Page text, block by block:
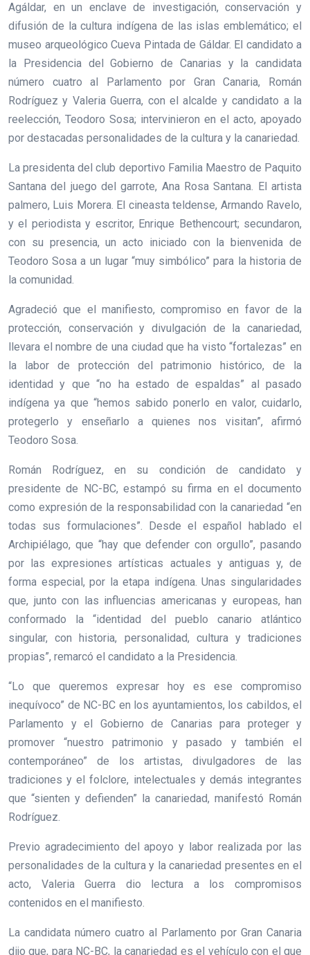
Agáldar, en un enclave de investigación, conservación y
difusión de la cultura indígena de las islas emblemático; el
museo arqueológico Cueva Pintada de Gáldar. El candidato a
la Presidencia del Gobierno de Canarias y la candidata
número cuatro al Parlamento por Gran Canaria, Román
Rodríguez y Valeria Guerra, con el alcalde y candidato a la
reelección, Teodoro Sosa; intervinieron en el acto, apoyado
por destacadas personalidades de la cultura y la canariedad.
La presidenta del club deportivo Familia Maestro de Paquito
Santana del juego del garrote, Ana Rosa Santana. El artista
palmero, Luis Morera. El cineasta teldense, Armando Ravelo,
y el periodista y escritor, Enrique Bethencourt; secundaron,
con su presencia, un acto iniciado con la bienvenida de
Teodoro Sosa a un lugar “muy simbólico” para la historia de
la comunidad.
Agradeció que el manifiesto, compromiso en favor de la
protección, conservación y divulgación de la canariedad,
llevara el nombre de una ciudad que ha visto “fortalezas” en
la labor de protección del patrimonio histórico, de la
identidad y que “no ha estado de espaldas” al pasado
indígena ya que “hemos sabido ponerlo en valor, cuidarlo,
protegerlo y enseñarlo a quienes nos visitan”, afirmó
Teodoro Sosa.
Román Rodríguez, en su condición de candidato y
presidente de NC-BC, estampó su firma en el documento
como expresión de la responsabilidad con la canariedad “en
todas sus formulaciones”. Desde el español hablado el
Archipiélago, que “hay que defender con orgullo”, pasando
por las expresiones artísticas actuales y antiguas y, de
forma especial, por la etapa indígena. Unas singularidades
que, junto con las influencias americanas y europeas, han
conformado la “identidad del pueblo canario atlántico
singular, con historia, personalidad, cultura y tradiciones
propias”, remarcó el candidato a la Presidencia.
“Lo que queremos expresar hoy es ese compromiso
inequívoco” de NC-BC en los ayuntamientos, los cabildos, el
Parlamento y el Gobierno de Canarias para proteger y
promover “nuestro patrimonio y pasado y también el
contemporáneo” de los artistas, divulgadores de las
tradiciones y el folclore, intelectuales y demás integrantes
que “sienten y defienden” la canariedad, manifestó Román
Rodríguez.
Previo agradecimiento del apoyo y labor realizada por las
personalidades de la cultura y la canariedad presentes en el
acto, Valeria Guerra dio lectura a los compromisos
contenidos en el manifiesto.
La candidata número cuatro al Parlamento por Gran Canaria
dijo que, para NC-BC, la canariedad es el vehículo con el que